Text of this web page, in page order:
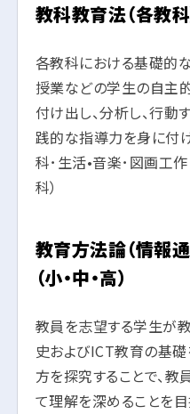
教科教育法（各教科
各教科における基礎的
授業などの学生の自主
付け出し、分析し、行動
践的な指導力を身に付
科･生活•音楽･図画工
科）
教育方法論（情報
（小・中・高）
教員を志望する学生が
史およびICT教育の基礎
方を探究することで、
て理解を深めることを目